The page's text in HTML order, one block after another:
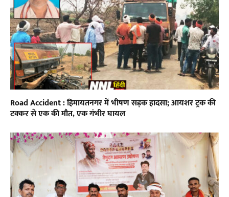
Road Accident : हिमायतनगर में भीषण सड़क हादसा; आयशर ट्रक की
टक्कर से एक की मौत, एक गंभीर घायल